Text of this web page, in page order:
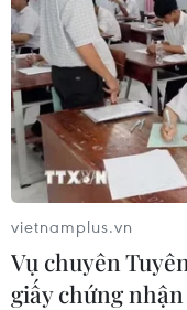
vietnamplus.vn
Vụ chuyên
giấy chứng